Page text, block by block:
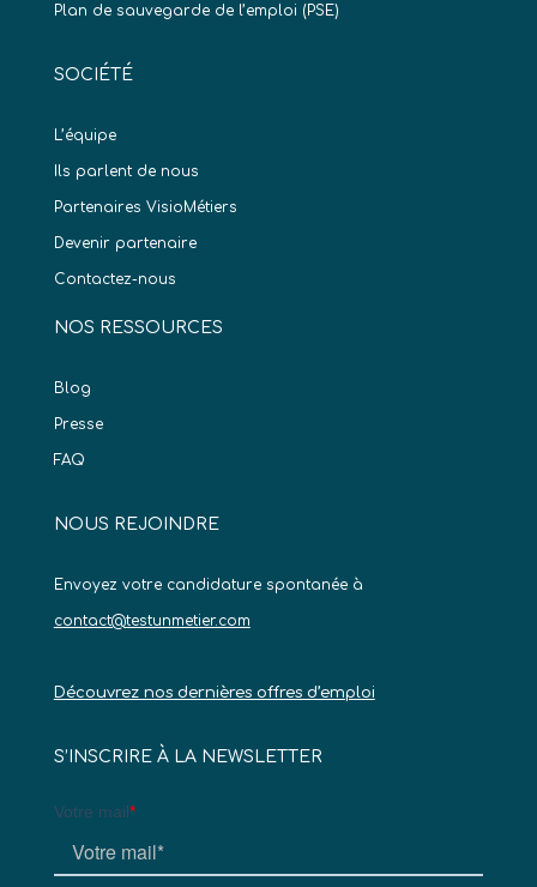
Plan de sauvegarde de l’emploi (PSE)
SOCIÉTÉ
L’équipe
Ils parlent de nous
Partenaires VisioMétiers
Devenir partenaire
Contactez-nous
NOS RESSOURCES
Blog
Presse
FAQ
NOUS REJOINDRE
Envoyez votre candidature spontanée à
contact@testunmetier.com
Découvrez nos dernières offres d’emploi
S’INSCRIRE À LA NEWSLETTER